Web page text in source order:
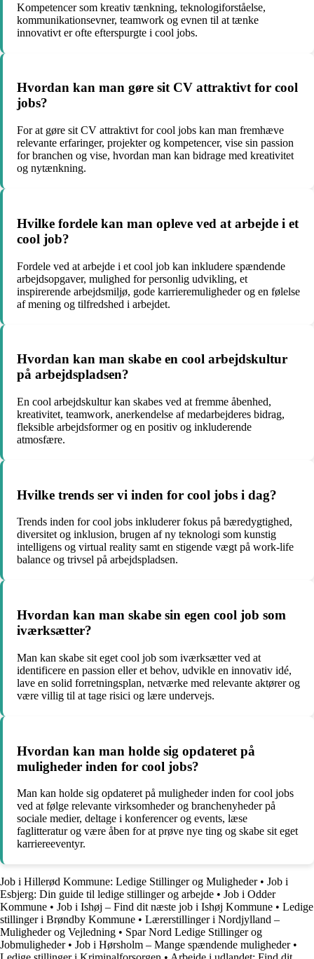
Kompetencer som kreativ tænkning, teknologiforståelse,
kommunikationsevner, teamwork og evnen til at tænke
innovativt er ofte efterspurgte i cool jobs.
Hvordan kan man gøre sit CV attraktivt for cool
jobs?
For at gøre sit CV attraktivt for cool jobs kan man fremhæve
relevante erfaringer, projekter og kompetencer, vise sin passion
for branchen og vise, hvordan man kan bidrage med kreativitet
og nytænkning.
Hvilke fordele kan man opleve ved at arbejde i et
cool job?
Fordele ved at arbejde i et cool job kan inkludere spændende
arbejdsopgaver, mulighed for personlig udvikling, et
inspirerende arbejdsmiljø, gode karrieremuligheder og en følelse
af mening og tilfredshed i arbejdet.
Hvordan kan man skabe en cool arbejdskultur
på arbejdspladsen?
En cool arbejdskultur kan skabes ved at fremme åbenhed,
kreativitet, teamwork, anerkendelse af medarbejderes bidrag,
fleksible arbejdsformer og en positiv og inkluderende
atmosfære.
Hvilke trends ser vi inden for cool jobs i dag?
Trends inden for cool jobs inkluderer fokus på bæredygtighed,
diversitet og inklusion, brugen af ny teknologi som kunstig
intelligens og virtual reality samt en stigende vægt på work-life
balance og trivsel på arbejdspladsen.
Hvordan kan man skabe sin egen cool job som
iværksætter?
Man kan skabe sit eget cool job som iværksætter ved at
identificere en passion eller et behov, udvikle en innovativ idé,
lave en solid forretningsplan, netværke med relevante aktører og
være villig til at tage risici og lære undervejs.
Hvordan kan man holde sig opdateret på
muligheder inden for cool jobs?
Man kan holde sig opdateret på muligheder inden for cool jobs
ved at følge relevante virksomheder og branchenyheder på
sociale medier, deltage i konferencer og events, læse
faglitteratur og være åben for at prøve nye ting og skabe sit eget
karriereeventyr.
Job i Hillerød Kommune: Ledige Stillinger og Muligheder• Job i
Esbjerg: Din guide til ledige stillinger og arbejde • Job i Odder
Kommune • Job i Ishøj – Find dit næste job i Ishøj Kommune • Ledige
stillinger i Brøndby Kommune • Lærerstillinger i Nordjylland –
Muligheder og Vejledning • Spar Nord Ledige Stillinger og
Jobmuligheder• Job i Hørsholm – Mange spændende muligheder•